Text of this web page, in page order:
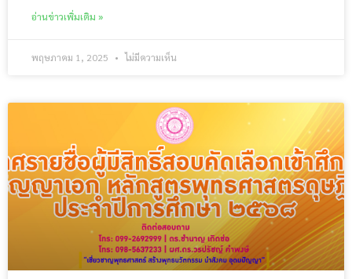
อ่านข่าวเพิ่มเติม »
พฤษภาคม 1, 2025 ไม่มีความเห็น